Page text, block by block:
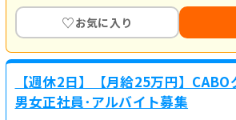
♡お気に入り
【週休2日】【月給25万円】
男女正社員･アルバイト募集